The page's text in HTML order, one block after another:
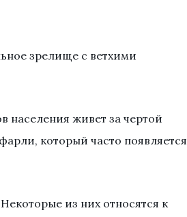
зрелище с ветхими
населения живет за чертой
который часто появляется
из них относятся к